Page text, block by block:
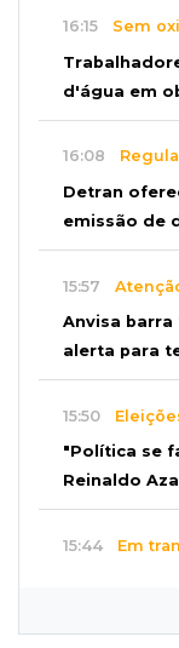
16:15 Sem
d'água em
16:08
Detran
emissão de
15:57
Anvisa
alerta para
15:50
"Política se
Reinaldo
15:44 Em